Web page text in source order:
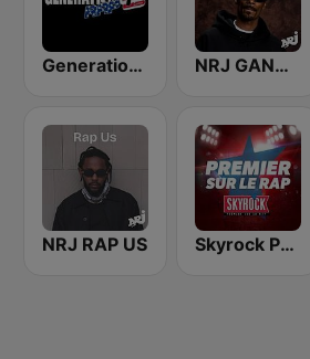
Generations Rap US NRJ GANGSTA RAP
NRJ RAP US Skyrock Premier sur le Rap